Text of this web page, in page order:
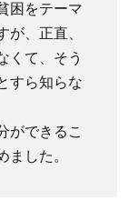
困をテーマ
が、正直、
くて、そう
すら知らな
ができるこ
ました。